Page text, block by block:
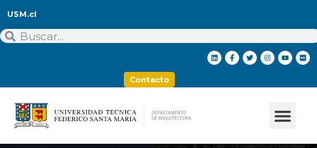
USM.cl
Contacto